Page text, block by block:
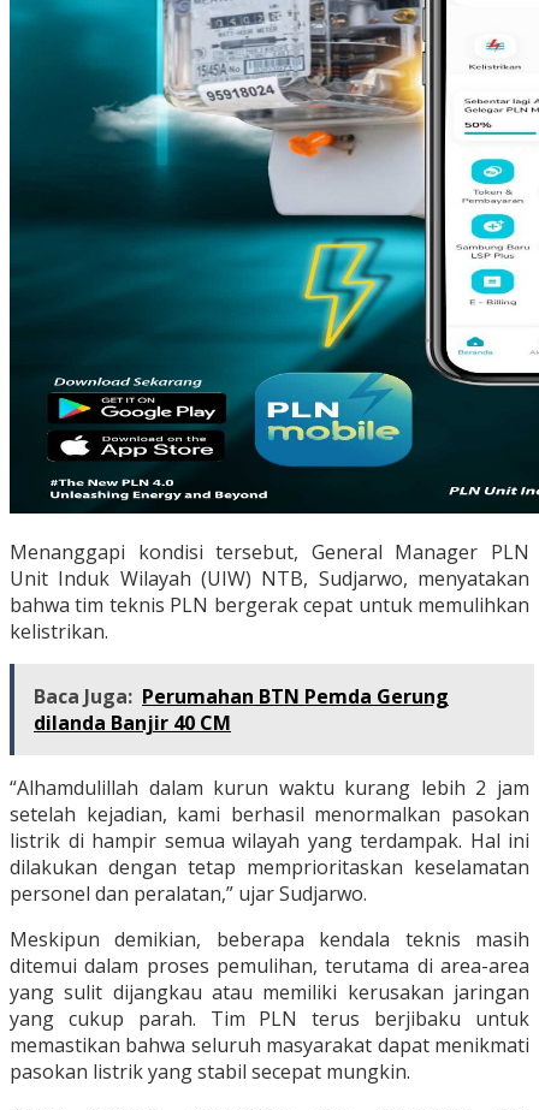
Menanggapi kondisi tersebut, General Manager PLN
Unit Induk Wilayah (UIW) NTB, Sudjarwo, menyatakan
bahwa tim teknis PLN bergerak cepat untuk memulihkan
kelistrikan.
Baca Juga: Perumahan BTN Pemda Gerung
dilanda Banjir 40 CM
“Alhamdulillah dalam kurun waktu kurang lebih 2 jam
setelah kejadian, kami berhasil menormalkan pasokan
listrik di hampir semua wilayah yang terdampak. Hal ini
dilakukan dengan tetap memprioritaskan keselamatan
personel dan peralatan,” ujar Sudjarwo.
Meskipun demikian, beberapa kendala teknis masih
ditemui dalam proses pemulihan, terutama di area-area
yang sulit dijangkau atau memiliki kerusakan jaringan
yang cukup parah. Tim PLN terus berjibaku untuk
memastikan bahwa seluruh masyarakat dapat menikmati
pasokan listrik yang stabil secepat mungkin.